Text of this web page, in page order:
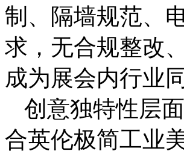
制、隔墙规范、
求，无合规整改
成为展会内行业
创意独特性层
合英伦极简工业